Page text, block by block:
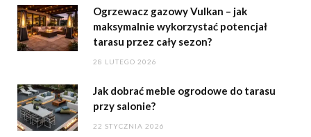
Ogrzewacz gazowy Vulkan – jak
maksymalnie wykorzystać potencjał
tarasu przez cały sezon?
28 LUTEGO 2026
Jak dobrać meble ogrodowe do tarasu
przy salonie?
22 STYCZNIA 2026